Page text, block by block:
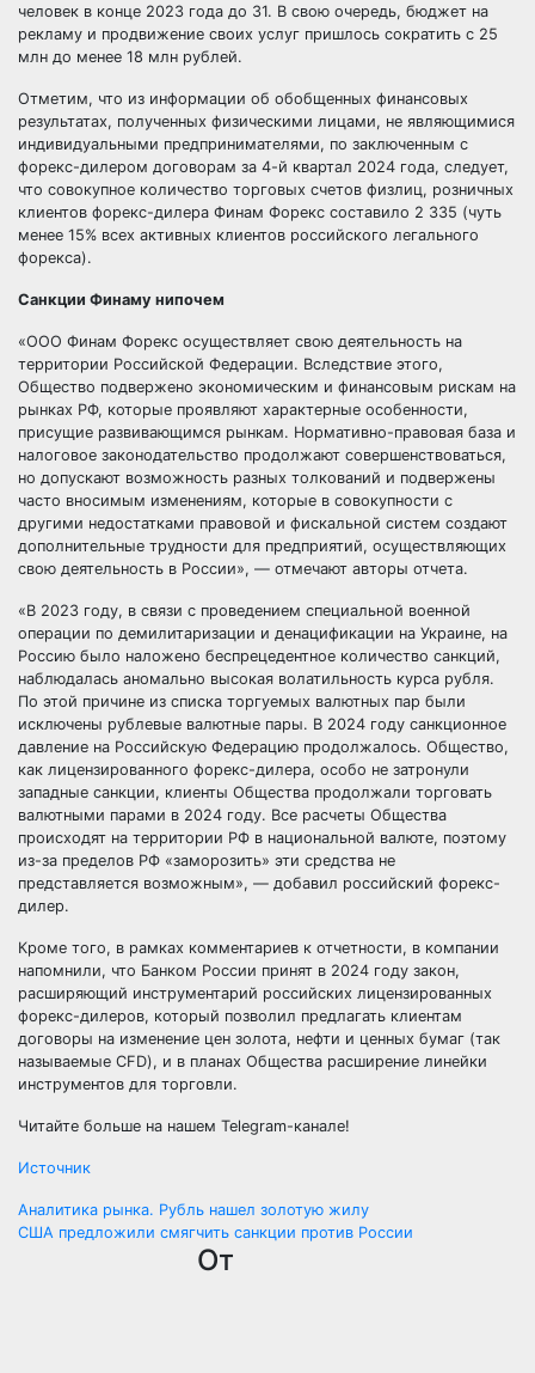
человек в конце 2023 года до 31. В свою очередь, бюджет на
рекламу и продвижение своих услуг пришлось сократить с 25
млн до менее 18 млн рублей.
Отметим, что из информации об обобщенных финансовых
результатах, полученных физическими лицами, не являющимися
индивидуальными предпринимателями, по заключенным с
форекс-дилером договорам за 4-й квартал 2024 года, следует,
что совокупное количество торговых счетов физлиц, розничных
клиентов форекс-дилера Финам Форекс составило 2 335 (чуть
менее 15% всех активных клиентов российского легального
форекса).
Санкции Финаму нипочем
«ООО Финам Форекс осуществляет свою деятельность на
территории Российской Федерации. Вследствие этого,
Общество подвержено экономическим и финансовым рискам на
рынках РФ, которые проявляют характерные особенности,
присущие развивающимся рынкам. Нормативно-правовая база и
налоговое законодательство продолжают совершенствоваться,
но допускают возможность разных толкований и подвержены
часто вносимым изменениям, которые в совокупности с
другими недостатками правовой и фискальной систем создают
дополнительные трудности для предприятий, осуществляющих
свою деятельность в России», — отмечают авторы отчета.
«В 2023 году, в связи с проведением специальной военной
операции по демилитаризации и денацификации на Украине, на
Россию было наложено беспрецедентное количество санкций,
наблюдалась аномально высокая волатильность курса рубля.
По этой причине из списка торгуемых валютных пар были
исключены рублевые валютные пары. В 2024 году санкционное
давление на Российскую Федерацию продолжалось. Общество,
как лицензированного форекс-дилера, особо не затронули
западные санкции, клиенты Общества продолжали торговать
валютными парами в 2024 году. Все расчеты Общества
происходят на территории РФ в национальной валюте, поэтому
из-за пределов РФ «заморозить» эти средства не
представляется возможным», — добавил российский форекс-
дилер.
Кроме того, в рамках комментариев к отчетности, в компании
напомнили, что Банком России принят в 2024 году закон,
расширяющий инструментарий российских лицензированных
форекс-дилеров, который позволил предлагать клиентам
договоры на изменение цен золота, нефти и ценных бумаг (так
называемые CFD), и в планах Общества расширение линейки
инструментов для торговли.
Читайте больше на нашем Telegram-канале!
Источник
Навигация
Аналитика рынка. Рубль нашел золотую жилу
США предложили смягчить санкции против России
От